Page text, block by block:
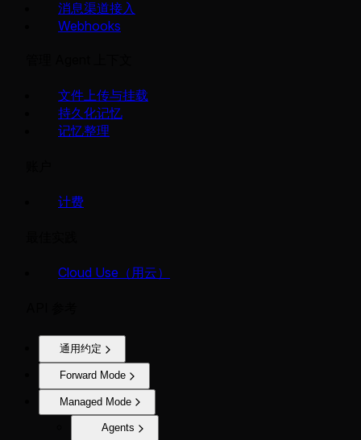
消息渠道接入
Webhooks
文件上传与挂载
持久化记忆
记忆整理
计费
Cloud Use（用云）
通用约定
Forward Mode
Managed Mode
Agents